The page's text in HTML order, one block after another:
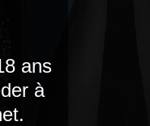
ans
à